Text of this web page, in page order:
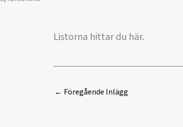
Listorna hittar du här.
← Föregående Inlägg